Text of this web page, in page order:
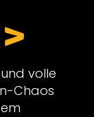
volle
Chaos